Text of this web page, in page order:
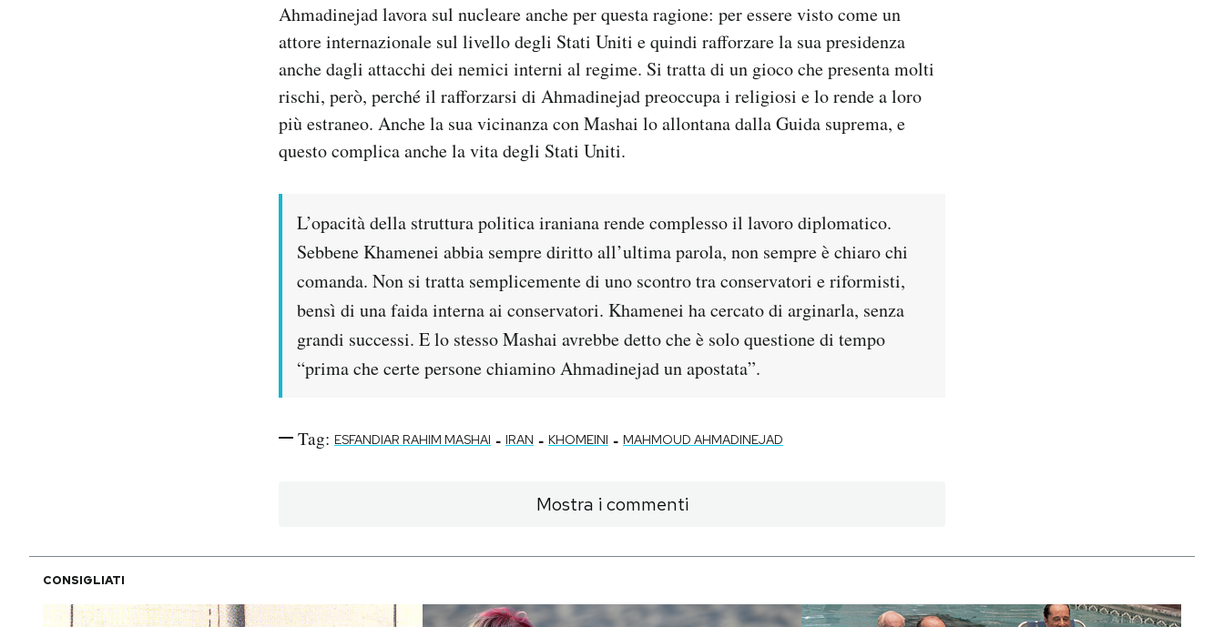
Ahmadinejad lavora sul nucleare anche per questa ragione: per essere visto come un
attore internazionale sul livello degli Stati Uniti e quindi rafforzare la sua presidenza
anche dagli attacchi dei nemici interni al regime. Si tratta di un gioco che presenta molti
rischi, però, perché il rafforzarsi di Ahmadinejad preoccupa i religiosi e lo rende a loro
più estraneo. Anche la sua vicinanza con Mashai lo allontana dalla Guida suprema, e
questo complica anche la vita degli Stati Uniti.
L’opacità della struttura politica iraniana rende complesso il lavoro diplomatico.
Sebbene Khamenei abbia sempre diritto all’ultima parola, non sempre è chiaro chi
comanda. Non si tratta semplicemente di uno scontro tra conservatori e riformisti,
bensì di una faida interna ai conservatori. Khamenei ha cercato di arginarla, senza
grandi successi. E lo stesso Mashai avrebbe detto che è solo questione di tempo
“prima che certe persone chiamino Ahmadinejad un apostata”.
Tag: ESFANDIAR RAHIM MASHAI - IRAN - KHOMEINI - MAHMOUD AHMADINEJAD
Mostra i commenti
CONSIGLIATI